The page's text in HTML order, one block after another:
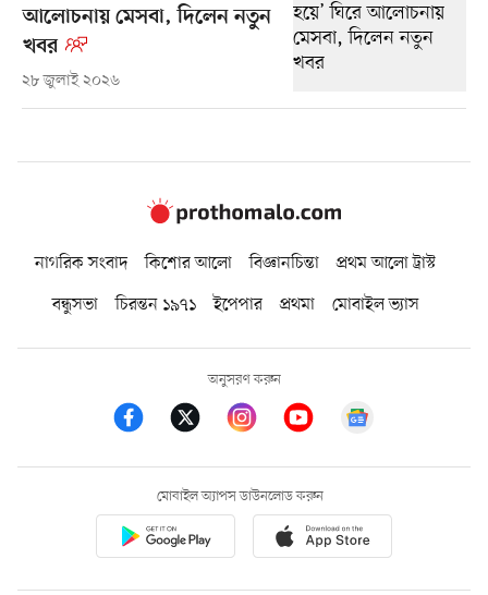
আলোচনায় মেসবা, দিলেন নতুন
খবর
২৮ জুলাই ২০২৬
নাগরিক সংবাদ কিশোর আলো বিজ্ঞানচিন্তা
প্রথম আলো ট্রাস্ট
বন্ধুসভা
চিরন্তন ১৯৭১ ইপেপার প্রথমা মোবাইল ভ্যাস
অনুসরণ করুন
মোবাইল অ্যাপস ডাউনলোড করুন